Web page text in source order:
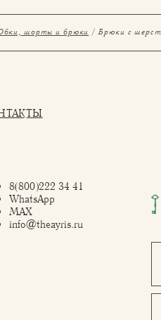
шорты и брюки Брюки с
8(800)222 34 41
WhatsApp
MAX
info@theayris.ru